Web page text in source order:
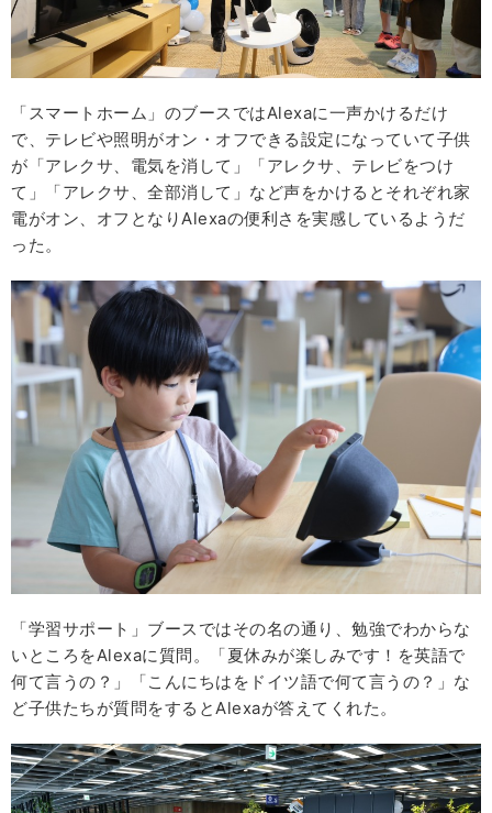
「スマートホーム」のブースではAlexaに一声かけるだけ
で、テレビや照明がオン・オフできる設定になっていて子供
が「アレクサ、電気を消して」「アレクサ、テレビをつけ
て」「アレクサ、全部消して」など声をかけるとそれぞれ家
電がオン、オフとなりAlexaの便利さを実感しているようだ
った。
「学習サポート」ブースではその名の通り、勉強でわからな
いところをAlexaに質問。「夏休みが楽しみです！を英語で
何て言うの？」「こんにちはをドイツ語で何て言うの？」な
ど子供たちが質問をするとAlexaが答えてくれた。